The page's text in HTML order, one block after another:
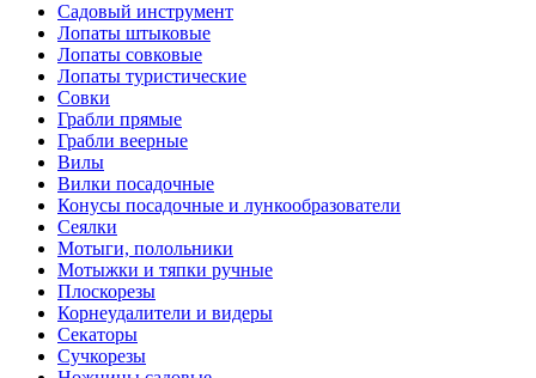
Садовый инструмент
Лопаты штыковые
Лопаты совковые
Лопаты туристические
Совки
Грабли прямые
Грабли веерные
Вилы
Вилки посадочные
Конусы посадочные и лункообразователи
Сеялки
Мотыги, полольники
Мотыжки и тяпки ручные
Плоскорезы
Корнеудалители и видеры
Секаторы
Сучкорезы